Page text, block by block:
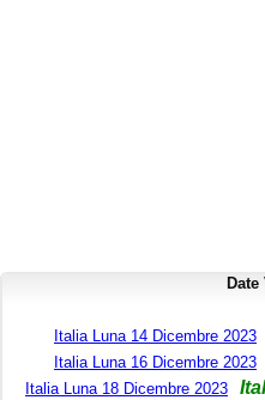
Italia Luna 14 Dicembre 2023
Italia Luna 16 Dicembre 2023
Italia Luna 18 Dicembre 2023